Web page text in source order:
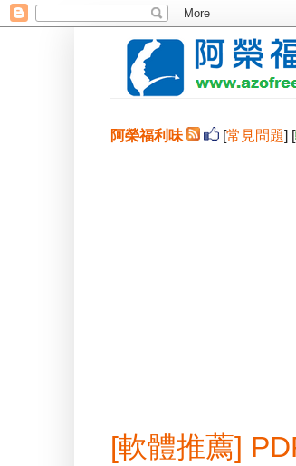
阿榮福利味 [常見問題] [
[軟體推薦]